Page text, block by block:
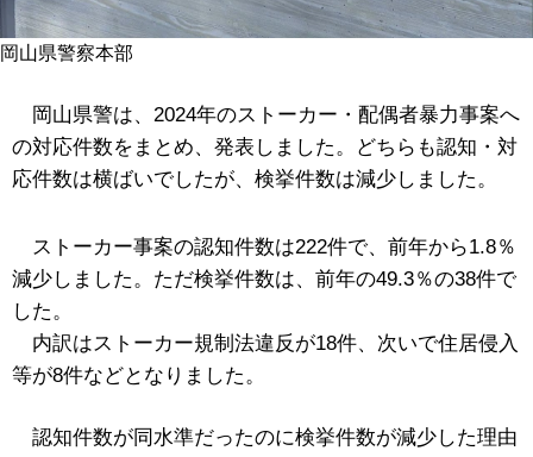
岡山県警察本部
岡山県警は、2024年のストーカー・配偶者暴力事案へ
の対応件数をまとめ、発表しました。どちらも認知・対
応件数は横ばいでしたが、検挙件数は減少しました。
ストーカー事案の認知件数は222件で、前年から1.8％
減少しました。ただ検挙件数は、前年の49.3％の38件で
した。
内訳はストーカー規制法違反が18件、次いで住居侵入
等が8件などとなりました。
認知件数が同水準だったのに検挙件数が減少した理由